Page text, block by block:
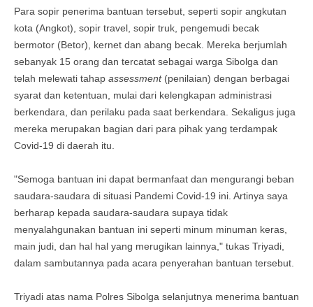
Para sopir penerima bantuan tersebut, seperti sopir angkutan
kota (Angkot), sopir travel, sopir truk, pengemudi becak
bermotor (Betor), kernet dan abang becak. Mereka berjumlah
sebanyak 15 orang dan tercatat sebagai warga Sibolga dan
telah melewati tahap assessment(penilaian) dengan berbagai
syarat dan ketentuan, mulai dari kelengkapan administrasi
berkendara, dan perilaku pada saat berkendara. Sekaligus juga
mereka merupakan bagian dari para pihak yang terdampak
Covid-19 di daerah itu.
"Semoga bantuan ini dapat bermanfaat dan mengurangi beban
saudara-saudara di situasi Pandemi Covid-19 ini. Artinya saya
berharap kepada saudara-saudara supaya tidak
menyalahgunakan bantuan ini seperti minum minuman keras,
main judi, dan hal hal yang merugikan lainnya," tukas Triyadi,
dalam sambutannya pada acara penyerahan bantuan tersebut.
Triyadi atas nama Polres Sibolga selanjutnya menerima bantuan